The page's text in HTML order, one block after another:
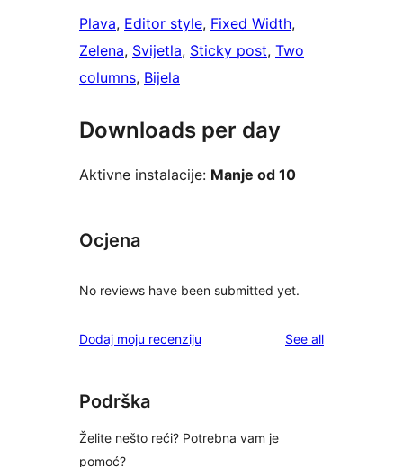
Plava, Editor style, Fixed Width
Zelena, Svijetla, Sticky post, Two
columns, Bijela
Downloads per day
Aktivne instalacije: Manje od 10
Ocjena
No reviews have been submitted yet.
Dodaj moju recenziju See allreviews
Podrška
Želite nešto reći? Potrebna vam je
pomoć?